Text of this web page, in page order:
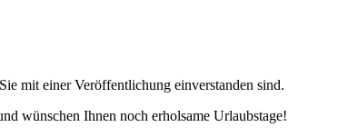
mit einer Veröffentlichung einverstanden sind.
wünschen Ihnen noch erholsame Urlaubstage!